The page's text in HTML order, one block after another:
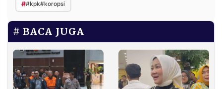
##kpk#koropsi
BACA JUGA